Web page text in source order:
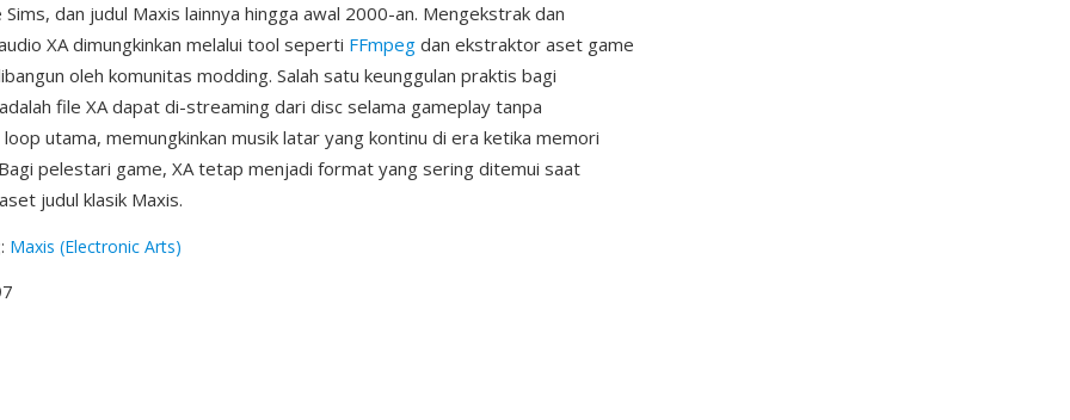
Sims, dan judul Maxis lainnya hingga awal 2000-an. Mengekstrak dan
XA dimungkinkan melalui tool seperti FFmpeg dan ekstraktor aset game
oleh komunitas modding. Salah satu keunggulan praktis bagi
file XA dapat di-streaming dari disc selama gameplay tanpa
utama, memungkinkan musik latar yang kontinu di era ketika memori
pelestari game, XA tetap menjadi format yang sering ditemui saat
judul klasik Maxis.
: Maxis (Electronic Arts)